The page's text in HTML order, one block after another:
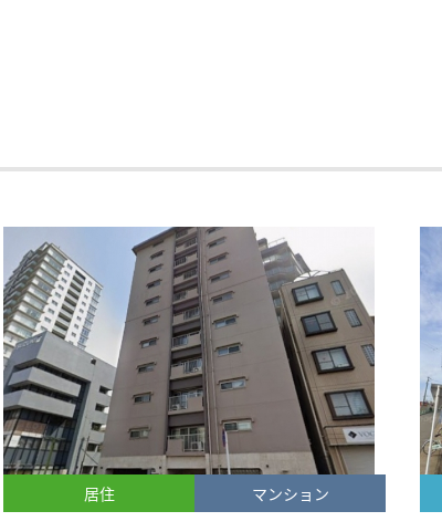
居住 マンション